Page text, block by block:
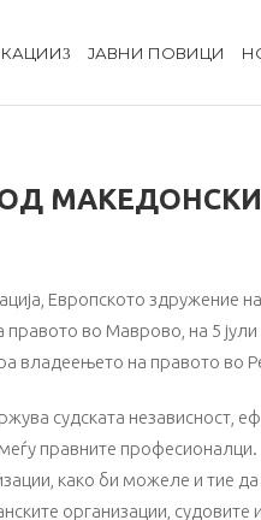
ЈАВНИ ПОВИЦИ
МАКЕДОНСКИ
Европското здружение
во Маврово, на 5
владеењето на правото во
судската независност,
правните професионалци.
како би можеле и тие
организации,